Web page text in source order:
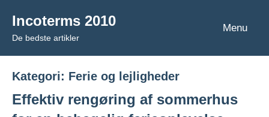
indhold
Incoterms 2010
De bedste artikler
Menu
Kategori: Ferie og lejligheder
Effektiv rengøring af sommerhus